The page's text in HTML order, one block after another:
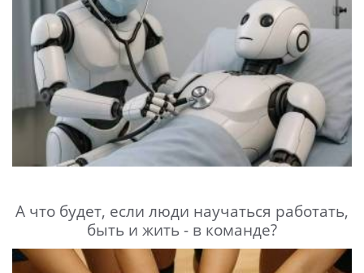
А что будет, если люди научаться работать,
быть и жить - в команде?